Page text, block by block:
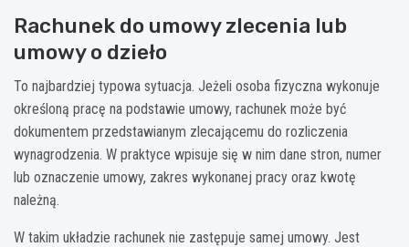
Rachunek do umowy zlecenia lub
umowy o dzieło
To najbardziej typowa sytuacja. Jeżeli osoba fizyczna wykonuje
określoną pracę na podstawie umowy, rachunek może być
dokumentem przedstawianym zlecającemu do rozliczenia
wynagrodzenia. W praktyce wpisuje się w nim dane stron, numer
lub oznaczenie umowy, zakres wykonanej pracy oraz kwotę
należną.
W takim układzie rachunek nie zastępuje samej umowy. Jest